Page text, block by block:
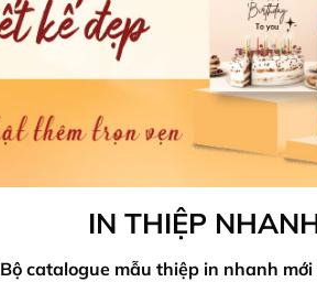
IN THIỆP
Bộ catalogue mẫu thiệp in nhanh